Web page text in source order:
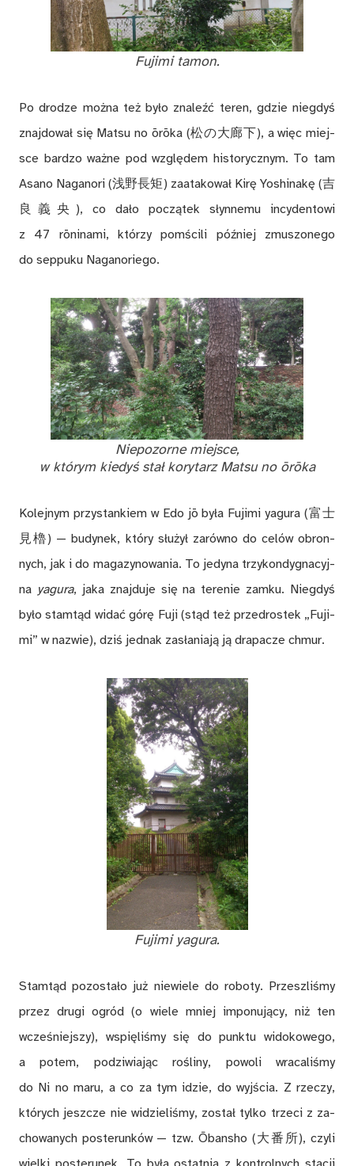
Fu­ji­mi ta­mon.
Po dro­dze moż­na też by­ło zna­leźć te­ren, gdzie nie­gdyś
znaj­do­wał się Mat­su no ōrōka (松の大廊下), a więc miej­
sce bar­dzo waż­ne pod wzglę­dem hi­sto­rycz­nym. To tam
Asa­no Na­ga­no­ri (浅野長矩) za­ata­ko­wał Ki­rę Yoshi­na­kę (吉
良義央), co da­ło po­czą­tek słyn­ne­mu in­cy­den­to­wi
z 47 rōni­na­mi, któ­rzy po­mści­li póź­niej zmu­szo­ne­go
do sep­pu­ku Na­ga­no­rie­go.
Nie­po­zor­ne miej­sce,
w któ­rym kie­dyś stał ko­ry­tarz Mat­su no ōrōka
Ko­lej­nym przy­stan­kiem w Edo jō by­ła Fu­ji­mi yagu­ra (富士
見櫓) — bu­dy­nek, któ­ry słu­żył za­rów­no do ce­lów obron­
nych, jak i do ma­ga­zy­no­wa­nia. To je­dy­na trzy­kon­dy­gna­cyj­
na yagu­ra, jaka znaj­du­je się na te­re­nie zam­ku. Nie­gdyś
by­ło stam­tąd wi­dać gó­rę Fuji (stąd też przed­ro­stek „Fu­ji­
mi” w na­zwie), dziś jed­nak za­sła­nia­ją ją dra­pa­cze chmur.
Fu­ji­mi yagu­ra.
Stam­tąd po­zo­sta­ło już nie­wie­le do ro­bo­ty. Prze­szli­śmy
przez dru­gi ogród (o wie­le mniej im­po­nu­ją­cy, niż ten
wcze­śniej­szy), wspię­li­śmy się do punk­tu wi­do­ko­we­go,
a po­tem, po­dzi­wia­jąc ro­śli­ny, po­wo­li wra­ca­li­śmy
do Ni no maru, a co za tym idzie, do wyj­ścia. Z rze­czy,
któ­rych jesz­cze nie wi­dzie­li­śmy, zo­stał tyl­ko trze­ci z za­
cho­wa­nych po­ste­run­ków — tzw. Ōban­sho (大番所), czy­li